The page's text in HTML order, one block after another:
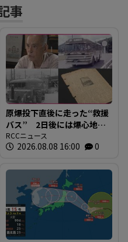
事
原爆投下直後に走った“救援
バス” 2日後には爆心地至
近に路線バスも 戦時下か
ら復興まで支えた“バスの歴
RCCニュース
2026.08.08 16:00 0